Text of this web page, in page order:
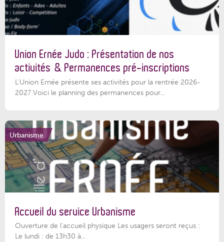
Union Ernée Judo : Présentation de nos
activités & Permanences pré-inscriptions
L'Union Ernée présente ses activités pour la rentrée 2026-
2027 Voici le planning des permanences pour...
Urbanisme
Accueil du service Urbanisme
Ouverture de l'accueil physique Les usagers seront reçus :
Le lundi : de 13h30 à...